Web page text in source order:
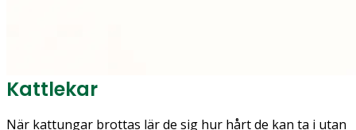
Kattlekar
När kattungar brottas lär de sig hur hårt de kan ta i utan